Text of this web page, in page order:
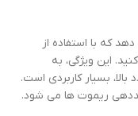
که با استفاده از
این ویژگی، به
بسیار کاربردی است.
ریموت ها می شود.